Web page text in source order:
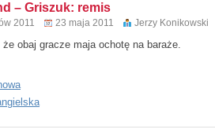
– Griszuk: remis
2011 23 maja 2011 Jerzy Konikowski
obaj gracze maja ochotę na baraże.